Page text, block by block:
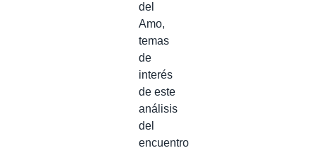
del
Amo,
temas
de
interés
de este
análisis
del
encuentro